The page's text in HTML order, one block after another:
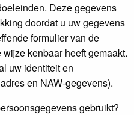
Deze gegevens
doordat u uw gegevens
formulier van de
kenbaar heeft gemaakt.
uw identiteit en
en NAW-gegevens).
gebruikt?